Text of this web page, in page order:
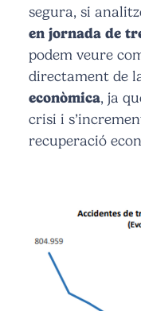
segura, si
en jornada de
podem veure
directament de
econòmica, ja
crisi i
recuperació